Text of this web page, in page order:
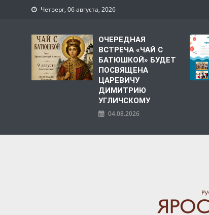
Четверг, 06 августа, 2026
ОЧЕРЕДНАЯ
ВСТРЕЧА «ЧАЙ С
БАТЮШКОЙ» БУДЕТ
ПОСВЯЩЕНА
ЦАРЕВИЧУ
ДИМИТРИЮ
УГЛИЧСКОМУ
04.08.2026